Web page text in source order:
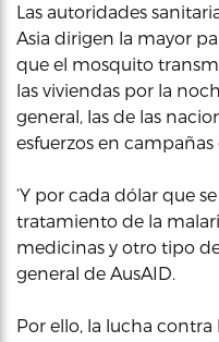
Las autoridades
Asia dirigen la mayor
que el mosquito
las viviendas por la
general, las de las
esfuerzos en
‘Y por cada dólar que
tratamiento de la
medicinas y otro tipo
general de AusAID.
Por ello, la lucha